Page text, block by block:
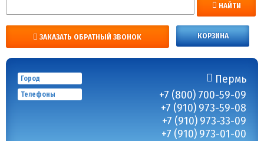
НАЙТИ
ЗАКАЗАТЬ ОБРАТНЫЙ ЗВОНОК КОРЗИНА
Город Пермь
Телефоны
+7 (800) 700-59-09
+7 (910) 973-59-08
+7 (910) 973-33-09
+7 (910) 973-01-00